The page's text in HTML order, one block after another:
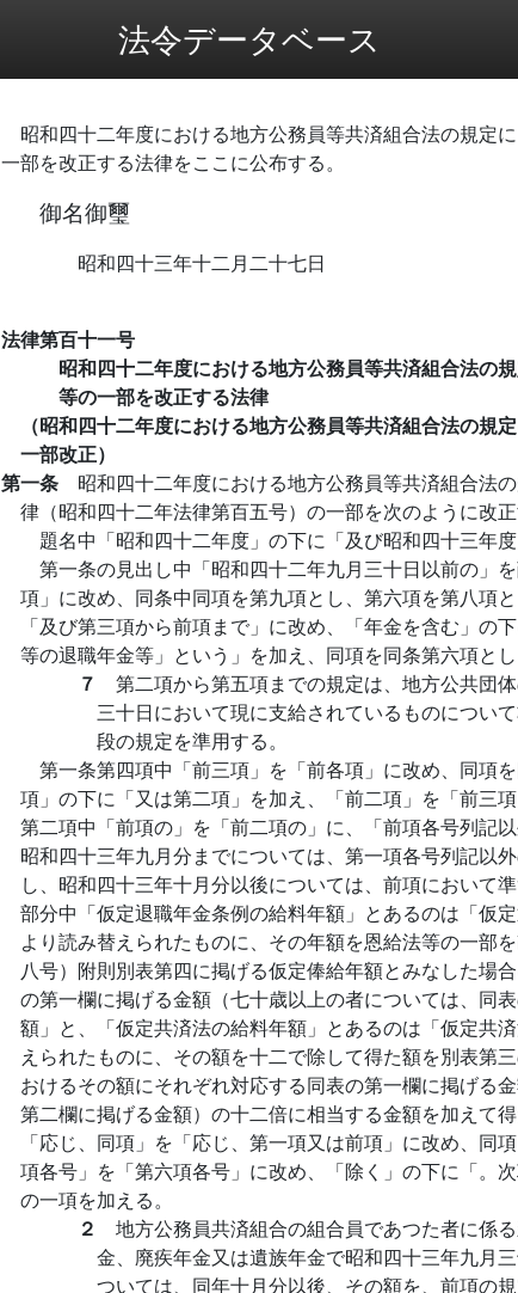
法令データベース
昭和四十二年度における地方公務員等共済組合法の規定
一部を改正する法律をここに公布する。
御名御璽
昭和四十三年十二月二十七日
法律第百十一号
昭和四十二年度における地方公務員等共済組合法の
等の一部を改正する法律
（昭和四十二年度における地方公務員等共済組合法の規
一部改正）
第一条 昭和四十二年度における地方公務員等共済組合法
律（昭和四十二年法律第百五号）の一部を次のように改正
題名中「昭和四十二年度」の下に「及び昭和四十三年度
第一条の見出し中「昭和四十二年九月三十日以前の」
項」に改め、同条中同項を第九項とし、第六項を第八項
「及び第三項から前項まで」に改め、「年金を含む」の
等の退職年金等」という」を加え、同項を同条第六項と
７ 第二項から第五項までの規定は、地方公共団
三十日において現に支給されているものについ
段の規定を準用する。
第一条第四項中「前三項」を「前各項」に改め、同項
項」の下に「又は第二項」を加え、「前二項」を「前三
第二項中「前項の」を「前二項の」に、「前項各号列記
昭和四十三年九月分までについては、第一項各号列記以
し、昭和四十三年十月分以後については、前項において
部分中「仮定退職年金条例の給料年額」とあるのは「仮
より読み替えられたものに、その年額を恩給法等の一部
八号）附則別表第四に掲げる仮定俸給年額とみなした場
の第一欄に掲げる金額（七十歳以上の者については、同
額」と、「仮定共済法の給料年額」とあるのは「仮定共
えられたものに、その額を十二で除して得た額を別表第
おけるその額にそれぞれ対応する同表の第一欄に掲げる
第二欄に掲げる金額）の十二倍に相当する金額を加えて
「応じ、同項」を「応じ、第一項又は前項」に改め、同
項各号」を「第六項各号」に改め、「除く」の下に「。
の一項を加える。
２ 地方公務員共済組合の組合員であつた者に係
金、廃疾年金又は遺族年金で昭和四十三年九月
ついては、同年十月分以後、その額を、前項の